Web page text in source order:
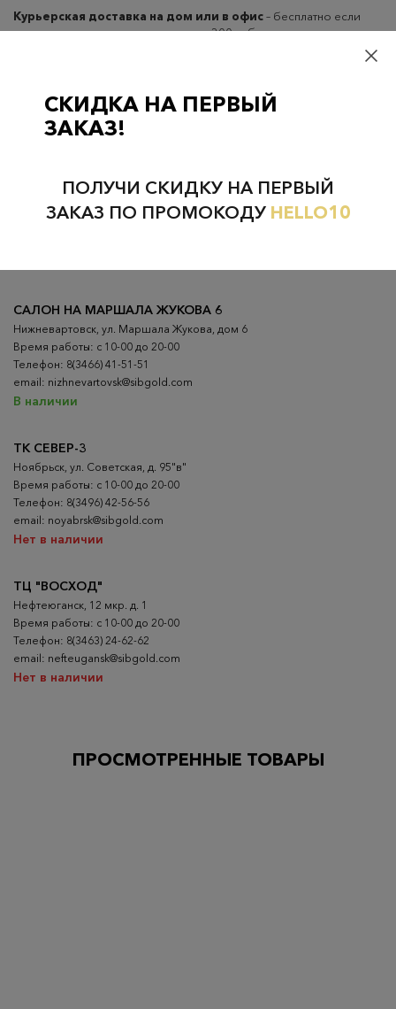
Курьерская доставка на дом или в офис– бесплатно если
товар оплачен, в остальных случаях 300 руб.
Проверьте наличие в магазинах
ВСЕ ГОРОДА НИЖНЕВАРТОВСК
ТК СЕВЕР-3
Ноябрьск, ул. Советская, д. 95"в"
Время работы: с 10-00 до 20-00
Телефон: 8(3496) 42-56-56
email: noyabrsk@sibgold.com
Нет в наличии
ТЦ "ВОСХОД"
Нефтеюганск, 12 мкр. д. 1
Время работы: с 10-00 до 20-00
Телефон: 8(3463) 24-62-62
email: nefteugansk@sibgold.com
Нет в наличии
САЛОН НА МАРШАЛА ЖУКОВА 6
Нижневартовск, ул. Маршала Жукова, дом 6
Время работы: с 10-00 до 20-00
Телефон: 8(3466) 41-51-51
email: nizhnevartovsk@sibgold.com
В наличии
ПРОСМОТРЕННЫЕ ТОВАРЫ
СКИДКА НА ПЕРВЫЙ
ЗАКАЗ!
ПОЛУЧИ СКИДКУ НА ПЕРВЫЙ
ЗАКАЗ ПО ПРОМОКОДУ HELLO10